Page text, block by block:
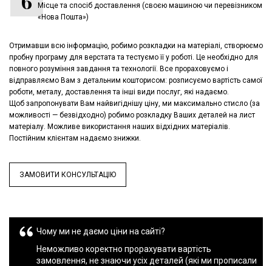
ЗАМОВИТИ КОНСУЛЬТАЦІЮ
Місце та спосіб доставлення (своєю машиною чи перевізником
«Нова Пошта»)
Отримавши всю інформацію, робимо розкладки на матеріалі, створюємо
пробну програму для верстата та тестуємо її у роботі. Це необхідно для
повного розуміння завдання та технології. Все прораховуємо і
відправляємо Вам з детальним кошторисом: розписуємо вартість самої
роботи, металу, доставлення та інші види послуг, які надаємо.
Щоб запропонувати Вам найвигіднішу ціну, ми максимально стисло (за
можливості — безвідходно) робимо розкладку Ваших деталей на лист
матеріалу. Можливе використання наших відхідних матеріалів.
Постійним клієнтам надаємо знижки.
Чому ми не даємо ціни на сайті?
Неможливо коректно прорахувати вартість
замовлення, не знаючи усіх деталей (які ми прописали